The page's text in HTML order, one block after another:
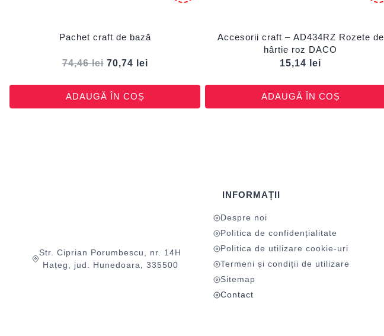
Pachet craft de bază
74,46lei 70,74 lei
ADAUGĂ ÎN COȘ
Accesorii craft – AD434RZ Rozete de
hârtie roz DACO
15,14
lei
ADAUGĂ ÎN COȘ
Str. Ciprian Porumbescu, nr. 14H
Hațeg, jud. Hunedoara, 335500
INFORMAȚII
Despre noi
Politica de confidențialitate
Politica de utilizare cookie-uri
Termeni și condiții de utilizare
Sitemap
Contact